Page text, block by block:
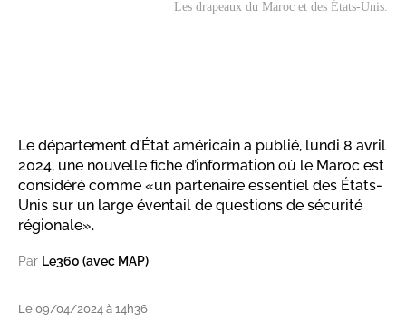
Les drapeaux du Maroc et des États-Unis.
Le département d’État américain a publié, lundi 8 avril
2024, une nouvelle fiche d’information où le Maroc est
considéré comme «un partenaire essentiel des États-
Unis sur un large éventail de questions de sécurité
régionale».
Par Le360 (avec MAP)
Le 09/04/2024 à 14h36